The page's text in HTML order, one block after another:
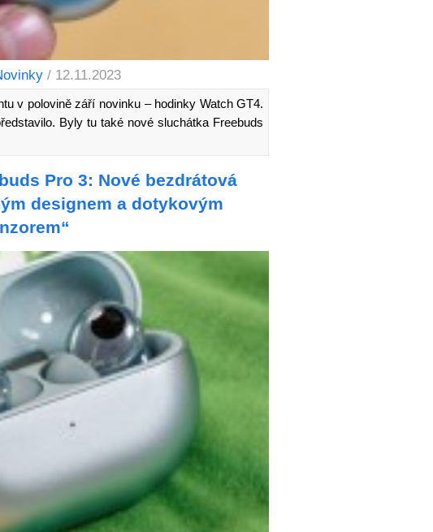
/ 12.11.2023
v polovině září novinku – hodinky Watch GT4.
Byly tu také nové sluchátka Freebuds
Pro 3: Nové bezdrátová
designem a dotykovým